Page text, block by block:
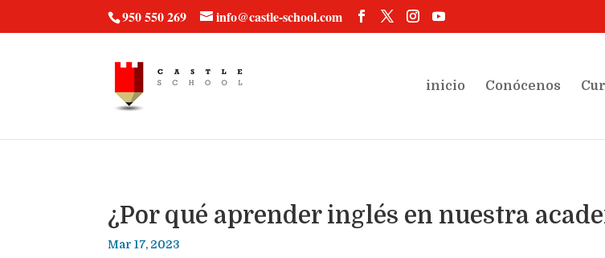
950 550 269 info@castle-school.com
inicio Conócenos
¿Por qué aprender inglés en nuestra
Mar 17, 2023